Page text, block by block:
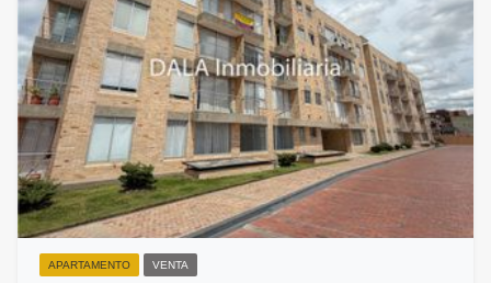
APARTAMENTO VENTA